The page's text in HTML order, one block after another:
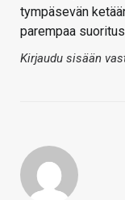
tympäsevän
parempaa
Kirjaudu sisään